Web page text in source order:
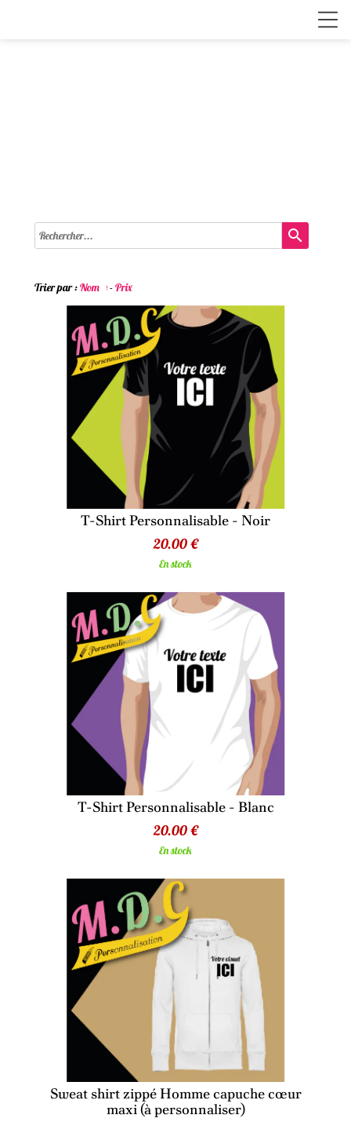
search
Trier par :Nom -Prix
T-Shirt Personnalisable - Noir
20.00 €
En stock
T-Shirt Personnalisable - Blanc
20.00 €
En stock
Sweat shirt zippé Homme capuche cœur
maxi (à personnaliser)